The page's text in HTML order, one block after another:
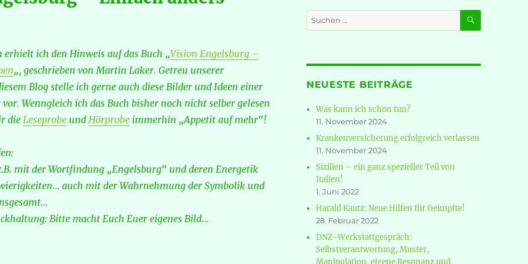
erhielt ich den Hinweis auf das Buch „Vision Engelsburg –
„, geschrieben von Martin Laker. Getreu unserer
Blog stelle ich gerne auch diese Bilder und Ideen einer
Wenngleich ich das Buch bisher noch nicht selber gelesen
die Leseprobeund Hörprobeimmerhin „Appetit auf mehr“!
mit der Wortfindung „Engelsburg“ und deren Energetik
auch mit der Wahrnehmung der Symbolik und
Bitte macht Euch Euer eigenes Bild…
Suche
nach:
SUCHEN
NEUESTE BEITRÄGE
Was kann ich schon tun?
11. November 2024
Krankenversicherung erfolgreich verlassen
11. November 2024
Sizilien – ein ganz spezieller Teil von
Italien!
1. Juni 2022
Harald Kautz: Neue Hilfen für Geimpfte!
28. Februar 2022
DNZ-Werkstattgespräch:
Selbstverantwortung, Muster,